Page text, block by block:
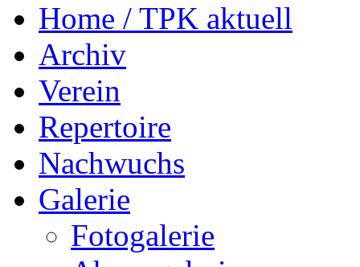
Home / TPK aktuell
Archiv
Verein
Repertoire
Nachwuchs
Galerie
Fotogalerie